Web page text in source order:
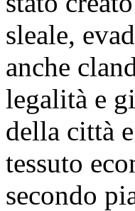
sleale,
anche
legalità e
della città
tessuto
secondo